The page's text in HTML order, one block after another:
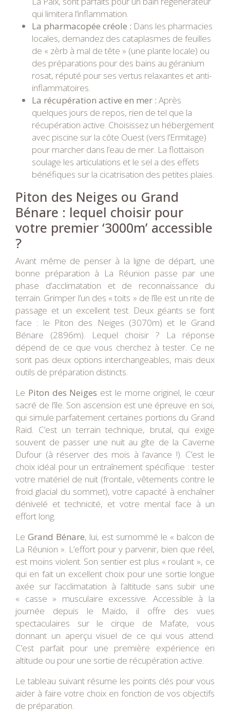
qui limitera l’inflammation.
La pharmacopée créole : Dans les pharmacies
locales, demandez des cataplasmes de feuilles
de « zèrb à mal de tête » (une plante locale) ou
des préparations pour des bains au géranium
rosat, réputé pour ses vertus relaxantes et anti-
inflammatoires.
La récupération active en mer : Après
quelques jours de repos, rien de tel que la
récupération active. Choisissez un hébergement
avec piscine sur la côte Ouest (vers l’Ermitage)
pour marcher dans l’eau de mer. La flottaison
soulage les articulations et le sel a des effets
bénéfiques sur la cicatrisation des petites plaies.
Piton des Neiges ou Grand
Bénare : lequel choisir pour
votre premier ‘3000m’ accessible
?
Avant même de penser à la ligne de départ, une
bonne préparation à La Réunion passe par une
phase d’acclimatation et de reconnaissance du
terrain. Grimper l’un des « toits » de l’île est un rite de
passage et un excellent test. Deux géants se font
face : le Piton des Neiges (3070m) et le Grand
Bénare (2896m). Lequel choisir ? La réponse
dépend de ce que vous cherchez à tester. Ce ne
sont pas deux options interchangeables, mais deux
outils de préparation distincts.
Le Piton des Neiges est le morne originel, le cœur
sacré de l’île. Son ascension est une épreuve en soi,
qui simule parfaitement certaines portions du Grand
Raid. C’est un terrain technique, brutal, qui exige
souvent de passer une nuit au gîte de la Caverne
Dufour (à réserver des mois à l’avance !). C’est le
choix idéal pour un entraînement spécifique : tester
votre matériel de nuit (frontale, vêtements contre le
froid glacial du sommet), votre capacité à enchaîner
dénivelé et technicité, et votre mental face à un
effort long.
Le Grand Bénare, lui, est surnommé le « balcon de
La Réunion ». L’effort pour y parvenir, bien que réel,
est moins violent. Son sentier est plus « roulant », ce
qui en fait un excellent choix pour une sortie longue
axée sur l’acclimatation à l’altitude sans subir une
« casse » musculaire excessive. Accessible à la
journée depuis le Maïdo, il offre des vues
spectaculaires sur le cirque de Mafate, vous
donnant un aperçu visuel de ce qui vous attend.
C’est parfait pour une première expérience en
altitude ou pour une sortie de récupération active.
Le tableau suivant résume les points clés pour vous
aider à faire votre choix en fonction de vos objectifs
de préparation.